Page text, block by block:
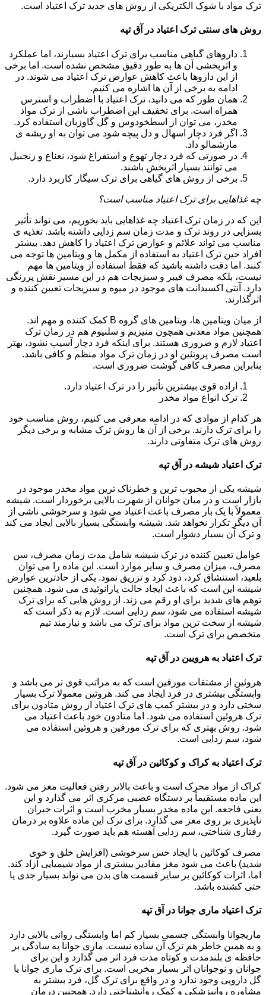
ترک مواد با شوک الکتریکی از روش های جدید ترک اعتیاد است.
روش های سنتی ترک اعتیاد در آق تپه
داروهای گیاهی مناسب برای ترک اعتیاد بسیارند، اما عملکرد
و اثربخشی آن ها به طور دقیق مشخص نشده است. اما برخی
از این داروها باعث کاهش عوارض ترک اعتیاد می شوند. در
ادامه به برخی از آن ها اشاره می کنیم.
همان طور که می دانید، ترک اعتیاد با اضطراب و استرس
همراه است. برای تخفیف این اضطراب ناشی از ترک مواد
مخدر، می توان از اسطخودوس و گل گاوزبان استفاده کرد.
اگر فرد دچار اسهال و دل پیچه شود می توان به او ریشه ی
مارشمالو داد.
در صورتی که فرد دچار تهوع و استفراغ شود، نعناع و زنجبیل
می توانند بسیار اثربخش باشند.
برخی از روش های گیاهی برای ترک سیگار کاربرد دارد.
چه غذاهایی برای ترک اعتیاد مناسب است؟
این که در زمان ترک اعتیاد چه غذاهایی باید بخوریم، می تواند تأثیر
بسزایی در روند ترک و مدت زمان سم زدایی داشته باشد. تغذیه ی
مناسب می تواند علائم و عوارض ترک اعتیاد را کاهش دهد. بیشتر
افراد حین ترک اعتیاد به استفاده از مکمل ها و ویتامین ها توجه می
کنند. اما دقت داشته باشید که فقط استفاده از ویتامین ها مهم
نیست، بلکه مصرف فیبر و سبزیجات هم در این مسیر نقش پررنگی
دارد. آنتی اکسیدانت های موجود در میوه و سبزیجات تعیین کننده و
اثرگذارند.
از میان ویتامین ها، ویتامین های گروه B کمک کننده و مهم اند.
همچنین مواد معدنی همچون منیزیم و سلنیوم هم در زمان ترک
اعتیاد لازم و ضروری هستند. برای اینکه فرد دچار آسیب نشود، بهتر
است مصرف پروتئین او در زمان ترک مواد منظم و کافی باشد.
بنابراین مصرف کافی گوشت ضروری است.
اراده قوی بیشترین تأثیر را در ترک اعتیاد دارد.
ترک انواع مواد مخدر
هر کدام از موادی که در ادامه معرفی می کنیم، روش مناسب خود
را برای ترک دارند. برخی از آن ها روش ترک مشابه و برخی دیگر
روش های ترک متفاوتی دارند.
ترک اعتیاد شیشه در آق تپه
شیشه یکی از محبوب ترین و خطرناک ترین مواد مخدر موجود در
بازار است و در میان جوانان از شهرت بالایی برخوردار است. شیشه
معمولاً با یک بار مصرف باعث اعتیاد می شود و سرخوشی ناشی از
آن دیگر تکرار نخواهد شد. شیشه وابستگی بسیار بالایی ایجاد می کند
و ترک آن بسیار دشوار است.
عوامل تعیین کننده در ترک شیشه شامل مدت زمان مصرف، سن
مصرف، میزان مصرف و سایر موارد است. این ماده را می توان
بلعید، استنشاق کرد، دود کرد و تزریق نمود. یکی از حادترین عوارض
شیشه این است که باعث ایجاد حالت پارانوئیدی می شود. همچنین
توهم های شدید برای او رقم می زند. از روش هایی که برای ترک
شیشه استفاده می شود، سم زدایی است. لازم به ذکر است که
شیشه از سخت ترین مواد برای ترک می باشد و نیازمند تیم
متخصص برای ترک است.
ترک اعتیاد به هرویین در آق تپه
هروئین از مشتقات مورفین است که به مراتب قوی تر می باشد و
وابستگی بیشتری در فرد ایجاد می کند. هروئین معمولا ترک بسیار
سختی دارد و در بیشتر کمپ های ترک اعتیاد از روش متادون برای
ترک هروئین استفاده می شود. اما متادون خود باعث اعتیاد می
شود. روش بهتری که برای ترک مورفین و هروئین استفاده می
شود، سم زدایی است.
ترک اعتیاد به کراک و کوکائین در آق تپه
کراک از مواد محرک است و باعث بالاتر رفتن فعالیت مغز می شود.
این ماده مستقیماً بر دستگاه عصبی مرکزی اثر می گذارد و این
یعنی فاجعه. این ماده مخدر بسیار مخرب است و اثرات جبران
ناپذیری بر روی مغز می گذارد. برای ترک این ماده علاوه بر درمان
رفتاری شناختی، سم زدایی آهسته هم باید صورت گیرد.
مصرف کوکائین با ایجاد حس سرخوشی (افزایش خلق و خوی
شدید) باعث می شود مغز مقادیر بیشتری از مواد شیمیایی آزاد کند.
اما، اثرات کوکائین بر سایر قسمت های بدن می تواند بسیار جدی یا
حتی کشنده باشد.
ترک اعتیاد ماری جوانا در آق تپه
ماریجوانا وابستگی جسمی بسیار کم اما وابستگی روانی بالایی دارد
و به همین خاطر هم ترک آن ساده نیست. ماری جوانا به سادگی بر
حافظه ی بلندمدت و کوتاه مدت فرد اثر می گذارد و این برای
جوانان و نوجوانان اثر بسیار مخربی است. برای ترک ماری جوانا یا
گل دارویی وجود ندارد و در واقع برای ترک گل، فرد بیشتر به
مشاوره روانپزشکی و کمک روانشناختی دارد. همچنین درمان